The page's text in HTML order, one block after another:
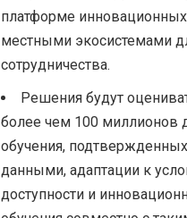
платформе инновационных
местными экосистемами
сотрудничества.
Решения будут
более чем 100 миллионов
обучения,
данными, адаптации к
доступности и